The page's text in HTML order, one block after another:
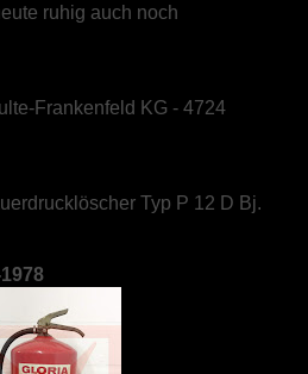
ruhig auch noch
Frankenfeld KG - 4724
Typ P 12 D Bj.